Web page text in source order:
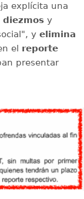
explícita una
diezmos y
y elimina
el reporte
presentar